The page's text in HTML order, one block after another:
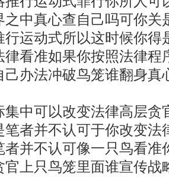
之中真心查自己吗可你关
行运动式所以这时候你得
律看准如果你按照法律程
己办法冲破鸟笼谁翻身真
集中可以改变法律高层贪
笔者并不认可于你改变法
者并不认可像一只鸟看准
官上只鸟笼里面谁宣传战